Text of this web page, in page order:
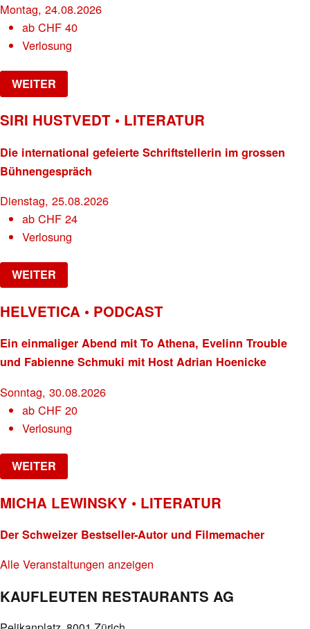
Montag, 24.08.2026
abCHF 40
Verlosung
WEITER
SIRI HUSTVEDT • LITERATUR
Die international gefeierte Schriftstellerin im grossen
Bühnengespräch
Dienstag, 25.08.2026
abCHF 24
Verlosung
WEITER
HELVETICA • PODCAST
Ein einmaliger Abend mit To Athena, Evelinn Trouble
und Fabienne Schmuki mit Host Adrian Hoenicke
Sonntag, 30.08.2026
abCHF 20
Verlosung
WEITER
MICHA LEWINSKY • LITERATUR
Der Schweizer Bestseller-Autor und Filmemacher
Alle Veranstaltungen anzeigen
KAUFLEUTEN RESTAURANTS AG